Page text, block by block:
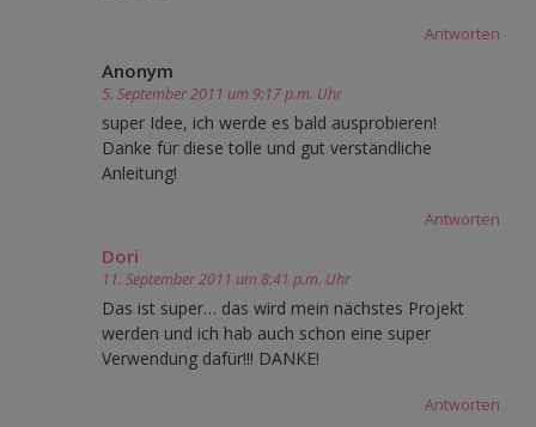
Antworten
Anonym
5. September 2011 um 9:17 p.m. Uhr
super Idee, ich werde es bald ausprobieren!
Danke für diese tolle und gut verständliche
Anleitung!
Antworten
Dori
11. September 2011 um 8:41 p.m. Uhr
Das ist super… das wird mein nächstes Projekt
werden und ich hab auch schon eine super
Verwendung dafür!!! DANKE!
Antworten